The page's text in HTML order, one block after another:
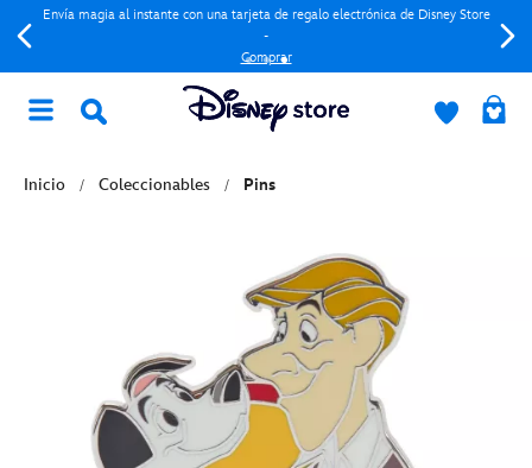
Envía magia al instante con una tarjeta de regalo electrónica de Disney Store
-
Comprar
Inicio Coleccionables Pins